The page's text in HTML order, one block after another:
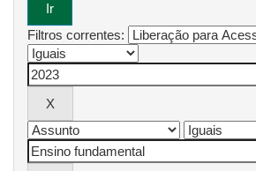
Filtros correntes: